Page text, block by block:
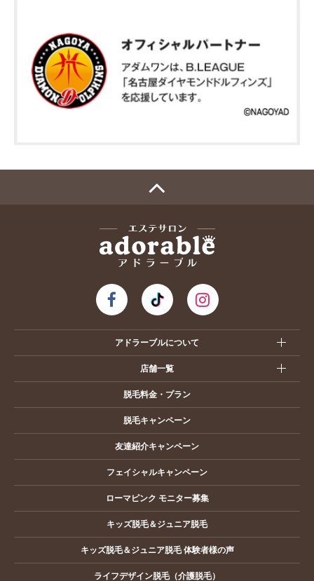
アドラーブルについて
店舗一覧
脱毛料金・プラン
脱毛キャンペーン
友達紹介キャンペーン
フェイシャルキャンペーン
ローマピンク モニター募集
キッズ脱毛＆ジュニア脱毛
キッズ脱毛＆ジュニア脱毛 体験者様の声
ライフデザイン脱毛（介護脱毛）